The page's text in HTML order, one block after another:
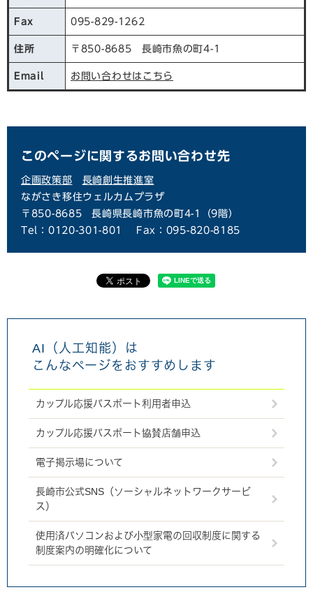
Fax 095-829-1262
住所 〒850-8685 長崎市魚の町4-1
Email お問い合わせはこちら
このページに関するお問い合わせ先
企画政策部
長崎創生推進室
ながさき移住ウェルカムプラザ
〒850-8685
長崎県長崎市魚の町4-1（9階）
Tel：0120-301-801
Fax：095-820-8185
AI（人工知能）は
こんなページをおすすめします
カップル応援パスポート利用者申込
カップル応援パスポート協賛店舗申込
電子掲示場について
長崎市公式SNS（ソーシャルネットワークサービ
ス）
使用済パソコンおよび小型家電の回収制度に関する
制度案内の明確化について